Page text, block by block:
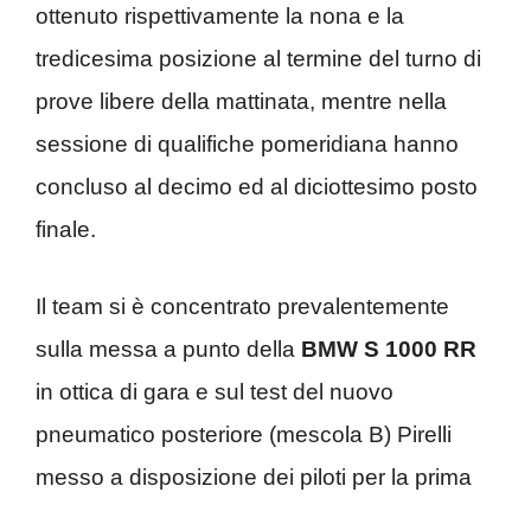
ottenuto rispettivamente la nona e la
tredicesima posizione al termine del turno di
prove libere della mattinata, mentre nella
sessione di qualifiche pomeridiana hanno
concluso al decimo ed al diciottesimo posto
finale.
Il team si è concentrato prevalentemente
sulla messa a punto della BMW S 1000 RR
in ottica di gara e sul test del nuovo
pneumatico posteriore (mescola B) Pirelli
messo a disposizione dei piloti per la prima